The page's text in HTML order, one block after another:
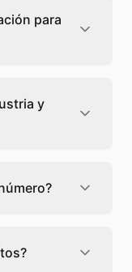
Pagas
cuotas ni
para
una
y
Global
que la